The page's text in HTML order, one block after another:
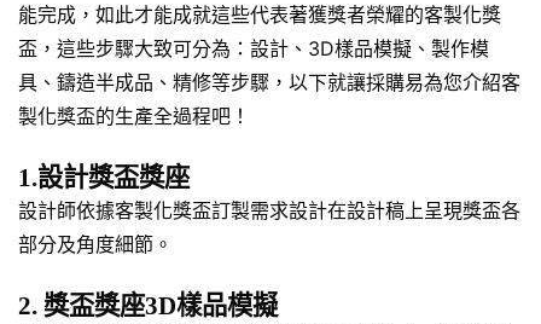
能完成，如此才能成就這些代表著獲獎者榮耀的客製化獎
盃，這些步驟大致可分為：設計、3D樣品模擬、製作模
具、鑄造半成品、精修等步驟，以下就讓採購易為您介紹客
製化獎盃的生產全過程吧！
1.設計獎盃獎座
設計師依據客製化獎盃訂製需求設計在設計稿上呈現獎盃各
部分及角度細節。
2. 獎盃獎座3D樣品模擬